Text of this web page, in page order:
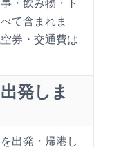
て含まれま
券・交通費は
発しま
出発・帰港し